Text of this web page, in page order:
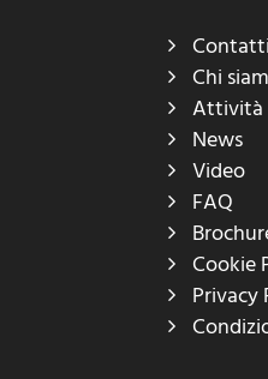
Contatti
Chi
Attività
News
Video
FAQ
Cookie
Privacy